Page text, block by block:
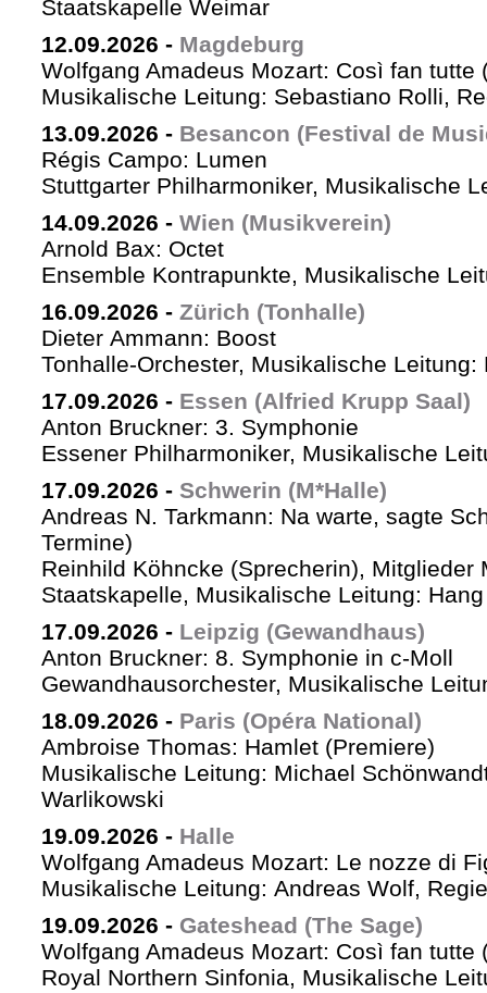
Staatskapelle Weimar
12.09.2026 - Magdeburg
Wolfgang Amadeus Mozart: Così fan tutte
Musikalische Leitung: Sebastiano Rolli,
13.09.2026 - Besancon (Festival de
Régis Campo: Lumen
Stuttgarter Philharmoniker, Musikalische
14.09.2026 - Wien (Musikverein)
Arnold Bax: Octet
Ensemble Kontrapunkte, Musikalische
16.09.2026 - Zürich (Tonhalle)
Dieter Ammann: Boost
Tonhalle-Orchester, Musikalische Leitung:
17.09.2026 - Essen (Alfried Krupp Saal)
Anton Bruckner: 3. Symphonie
Essener Philharmoniker, Musikalische
17.09.2026 - Schwerin (M*Halle)
Andreas N. Tarkmann: Na warte, sagte
Termine)
Reinhild Köhncke (Sprecherin), Mitglieder
Staatskapelle, Musikalische Leitung:
17.09.2026 - Leipzig (Gewandhaus)
Anton Bruckner: 8. Symphonie in c-Moll
Gewandhausorchester, Musikalische
18.09.2026 - Paris (Opéra National)
Ambroise Thomas: Hamlet (Premiere)
Musikalische Leitung: Michael
Warlikowski
19.09.2026 - Halle
Wolfgang Amadeus Mozart: Le nozze di
Musikalische Leitung: Andreas Wolf,
19.09.2026 - Gateshead (The Sage)
Wolfgang Amadeus Mozart: Così fan tutte
Royal Northern Sinfonia, Musikalische